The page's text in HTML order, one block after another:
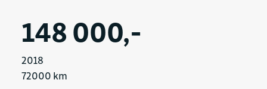
148 000,-
2018
72000 km